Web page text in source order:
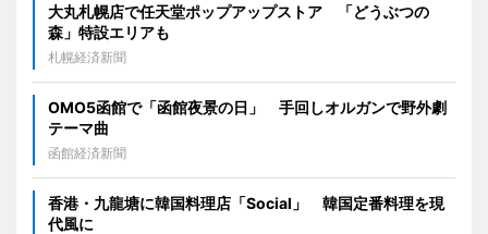
大丸札幌店で任天堂ポップアップストア 「どうぶつの
森」特設エリアも
札幌経済新聞
OMO5函館で「函館夜景の日」 手回しオルガンで野外劇
テーマ曲
函館経済新聞
香港・九龍塘に韓国料理店「Social」 韓国定番料理を現
代風に